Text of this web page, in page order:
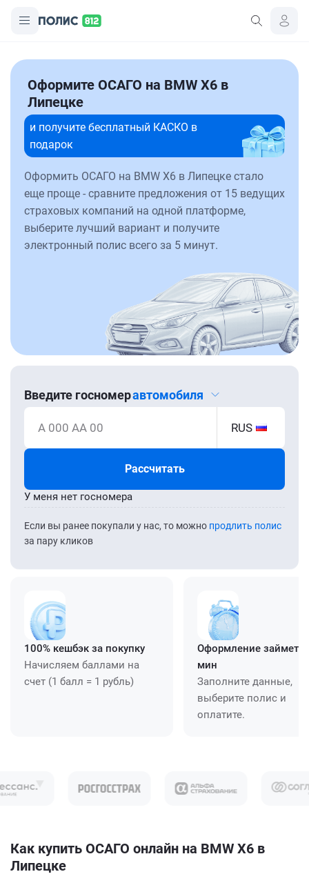
Оформите ОСАГО на BMW X6 в
Липецке
и получите бесплатный КАСКО в
подарок
Оформить ОСАГО на BMW X6 в Липецке стало
еще проще - сравните предложения от 15 ведущих
страховых компаний на одной платформе,
выберите лучший вариант и получите
электронный полис всего за 5 минут.
Введите госномеравтомобиля
А 000 АА 00 RUS
Рассчитать
Если вы ранее покупали у нас, то можно продлить полис
за пару кликов
У меня нет госномера
100% кешбэк за покупку
Начисляем баллами на
счет (1 балл = 1 рубль)
Оформление займет
мин
Заполните данные,
выберите полис и
оплатите.
Как купить ОСАГО онлайн на BMW X6 в
Липецке